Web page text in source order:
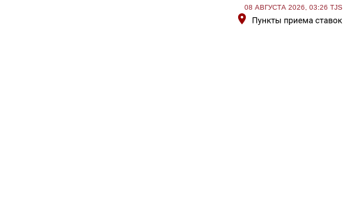
08 АВГУСТА 2026, 03:26 TJS